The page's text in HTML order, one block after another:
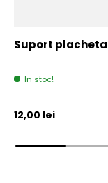
Suport placheta
In stoc!
Pret initial
12,00 lei